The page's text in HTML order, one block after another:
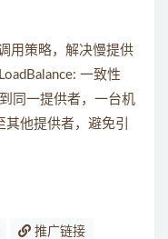
用策略，解决慢提供
一致性
同一提供者，一台机
他提供者，避免引
推广链接